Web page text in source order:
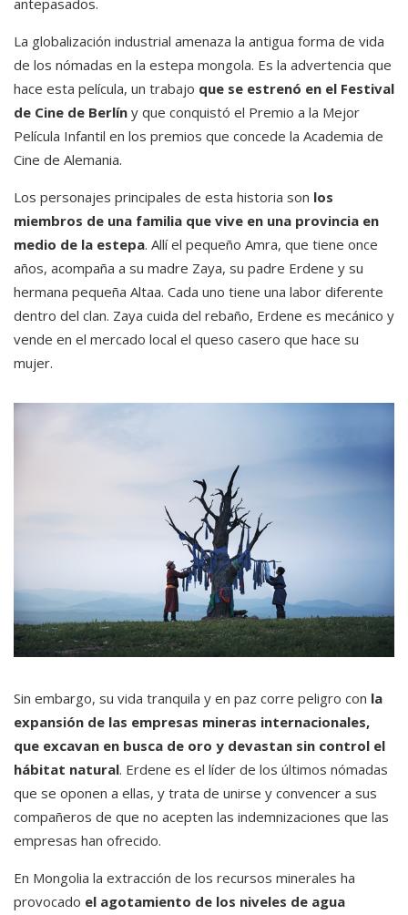
antepasados.
La globalización industrial amenaza la antigua forma de vida
de los nómadas en la estepa mongola. Es la advertencia que
hace esta película, un trabajo que se estrenó en el Festival
de Cine de Berlín y que conquistó el Premio a la Mejor
Película Infantil en los premios que concede la Academia de
Cine de Alemania.
Los personajes principales de esta historia son los
miembros de una familia que vive en una provincia en
medio de la estepa. Allí el pequeño Amra, que tiene once
años, acompaña a su madre Zaya, su padre Erdene y su
hermana pequeña Altaa. Cada uno tiene una labor diferente
dentro del clan. Zaya cuida del rebaño, Erdene es mecánico y
vende en el mercado local el queso casero que hace su
mujer.
Sin embargo, su vida tranquila y en paz corre peligro con la
expansión de las empresas mineras internacionales,
que excavan en busca de oro y devastan sin control el
hábitat natural. Erdene es el líder de los últimos nómadas
que se oponen a ellas, y trata de unirse y convencer a sus
compañeros de que no acepten las indemnizaciones que las
empresas han ofrecido.
En Mongolia la extracción de los recursos minerales ha
provocado el agotamiento de los niveles de agua